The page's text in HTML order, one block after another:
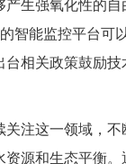
生强氧化性的自
智能监控平台可
相关政策鼓励技
注这一领域，不
源和生态平衡。